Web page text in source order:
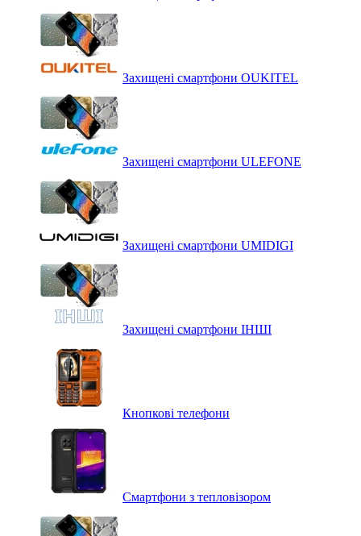
Захищені смартфони OUKITEL
Захищені смартфони ULEFONE
Захищені смартфони UMIDIGI
Захищені смартфони ІНШІ
Кнопкові телефони
Смартфони з тепловізором